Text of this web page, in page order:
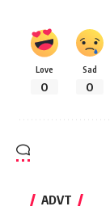
Love
0
Sad
0
ADVT